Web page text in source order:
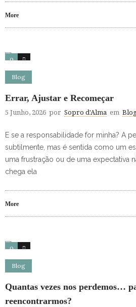
More
0 4
Blog
Errar, Ajustar e Recomeçar
5 Junho, 2026 por Sopro d'Alma em
E se a responsabilidade for minha? A
subtilmente, mas é sentida como um
uma frustração ou de uma expectativa
chega ela
More
0 0
Blog
Quantas vezes nos perdemos…
reencontrarmos?